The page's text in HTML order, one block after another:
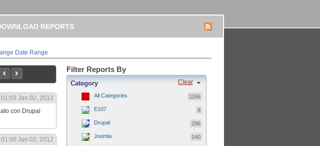
REPORTS
Date Range
01:03 Jan 02, 2012
con Drupal
01:00 Jan 02, 2012
Filter Reports By
Clear
Category
All Categories 1166
E107 8
Drupal 296
Joomla 140